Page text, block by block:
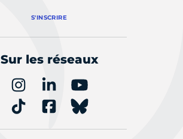
S'INSCRIRE
Sur les réseaux